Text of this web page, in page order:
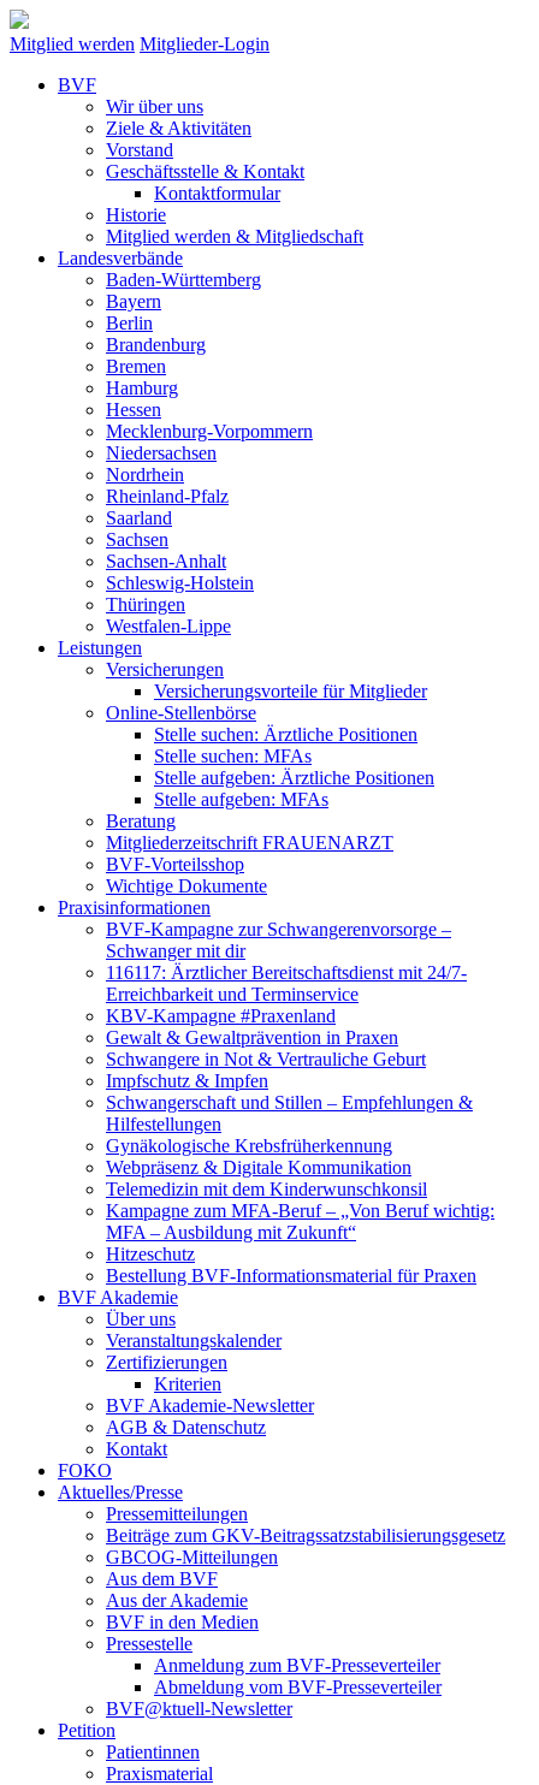
Mitglied werden Mitglieder-Login
BVF
Wir über uns
Ziele & Aktivitäten
Vorstand
Geschäftsstelle & Kontakt
Kontaktformular
Historie
Mitglied werden & Mitgliedschaft
Landesverbände
Baden-Württemberg
Bayern
Berlin
Brandenburg
Bremen
Hamburg
Hessen
Mecklenburg-Vorpommern
Niedersachsen
Nordrhein
Rheinland-Pfalz
Saarland
Sachsen
Sachsen-Anhalt
Schleswig-Holstein
Thüringen
Westfalen-Lippe
Leistungen
Versicherungen
Versicherungsvorteile für Mitglieder
Online-Stellenbörse
Stelle suchen: Ärztliche Positionen
Stelle suchen: MFAs
Stelle aufgeben: Ärztliche Positionen
Stelle aufgeben: MFAs
Beratung
Mitgliederzeitschrift FRAUENARZT
BVF-Vorteilsshop
Wichtige Dokumente
Praxisinformationen
BVF-Kampagne zur Schwangerenvorsorge –
Schwanger mit dir
116117: Ärztlicher Bereitschaftsdienst mit 24/7-
Erreichbarkeit und Terminservice
KBV-Kampagne #Praxenland
Gewalt & Gewaltprävention in Praxen
Schwangere in Not & Vertrauliche Geburt
Impfschutz & Impfen
Schwangerschaft und Stillen – Empfehlungen &
Hilfestellungen
Gynäkologische Krebsfrüherkennung
Webpräsenz & Digitale Kommunikation
Telemedizin mit dem Kinderwunschkonsil
Kampagne zum MFA-Beruf – „Von Beruf wichtig:
MFA – Ausbildung mit Zukunft“
Hitzeschutz
Bestellung BVF-Informationsmaterial für Praxen
BVF Akademie
Über uns
Veranstaltungskalender
Zertifizierungen
Kriterien
BVF Akademie-Newsletter
AGB & Datenschutz
Kontakt
FOKO
Aktuelles/Presse
Pressemitteilungen
Beiträge zum GKV-Beitragssatzstabilisierungsgesetz
GBCOG-Mitteilungen
Aus dem BVF
Aus der Akademie
BVF in den Medien
Pressestelle
Anmeldung zum BVF-Presseverteiler
Abmeldung vom BVF-Presseverteiler
BVF@ktuell-Newsletter
Petition
Patientinnen
Praxismaterial